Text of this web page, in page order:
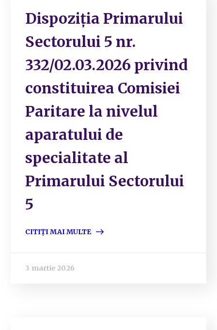
Dispoziția Primarului
Sectorului 5 nr.
332/02.03.2026 privind
constituirea Comisiei
Paritare la nivelul
aparatului de
specialitate al
Primarului Sectorului
5
CITIȚI MAI MULTE
3 martie 2026